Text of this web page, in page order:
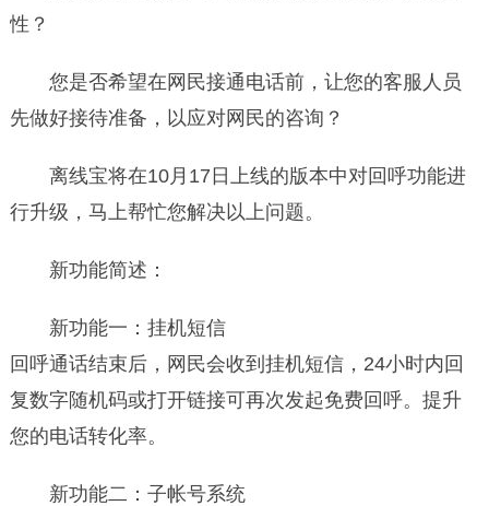
性？
您是否希望在网民接通电话前，让您的客服人员
先做好接待准备，以应对网民的咨询？
离线宝将在10月17日上线的版本中对回呼功能进
行升级，马上帮忙您解决以上问题。
新功能简述：
新功能一：挂机短信
回呼通话结束后，网民会收到挂机短信，24小时内回
复数字随机码或打开链接可再次发起免费回呼。提升
您的电话转化率。
新功能二：子帐号系统